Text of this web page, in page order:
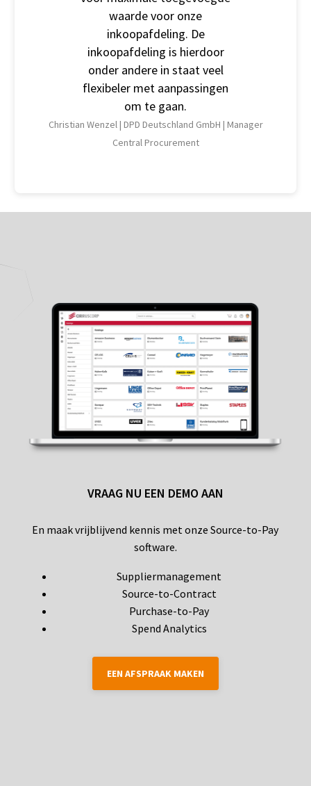
waarde voor onze
inkoopafdeling. De
inkoopafdeling is hierdoor
onder andere in staat veel
flexibeler met aanpassingen
om te gaan.
Christian Wenzel | DPD Deutschland GmbH | Manager
Central Procurement
VRAAG NU EEN DEMO AAN
En maak vrijblijvend kennis met onze Source-to-Pay
software.
Suppliermanagement
Source-to-Contract
Purchase-to-Pay
Spend Analytics
EEN AFSPRAAK MAKEN